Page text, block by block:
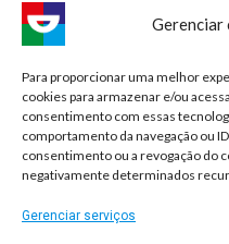
Gerenciar
Para proporcionar uma melhor
cookies para armazenar e/ou
consentimento com essas
comportamento da navegação ou
consentimento ou a revogação do
negativamente determinados
Gerenciar serviços